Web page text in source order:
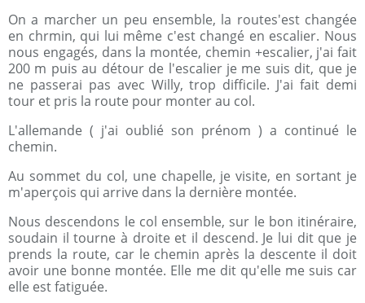
On a marcher un peu ensemble, la routes'est changée
en chrmin, qui lui même c'est changé en escalier. Nous
nous engagés, dans la montée, chemin +escalier, j'ai fait
200 m puis au détour de l'escalier je me suis dit, que je
ne passerai pas avec Willy, trop difficile. J'ai fait demi
tour et pris la route pour monter au col.
L'allemande ( j'ai oublié son prénom ) a continué le
chemin.
Au sommet du col, une chapelle, je visite, en sortant je
m'aperçois qui arrive dans la dernière montée.
Nous descendons le col ensemble, sur le bon itinéraire,
soudain il tourne à droite et il descend. Je lui dit que je
prends la route, car le chemin après la descente il doit
avoir une bonne montée. Elle me dit qu'elle me suis car
elle est fatiguée.